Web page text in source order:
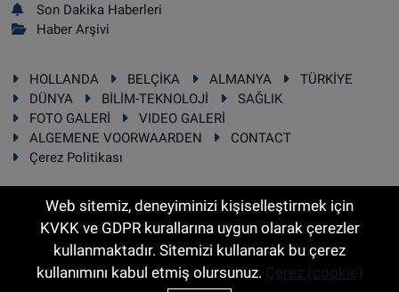
Son Dakika Haberleri
Haber Arşivi
HOLLANDA BELÇİKA ALMANYA
TÜRKİYE
DÜNYA
BİLİM-TEKNOLOJİ
SAĞLIK
FOTO GALERİ
VIDEO GALERİ
ALGEMENE VOORWAARDEN
CONTACT
Çerez Politikası
RSS Copyright © 2025 Sonhaber.eu Her hakkı saklıdır.
Web sitemiz, deneyiminizi kişiselleştirmek için
KVKK ve GDPR kurallarına uygun olarak çerezler
kullanmaktadır. Sitemizi kullanarak bu çerez
kullanımını kabul etmiş olursunuz. Çerez (cookie)